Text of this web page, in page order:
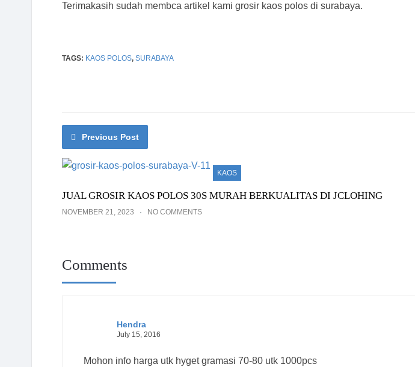
Terimakasih sudah membca artikel kami grosir kaos polos di surabaya.
TAGS: KAOS POLOS, SURABAYA
Previous Post
KAOS
JUAL GROSIR KAOS POLOS 30S MURAH BERKUALITAS DI JCLOHING
NOVEMBER 21, 2023 NO COMMENTS
Comments
Hendra
July 15, 2016
Mohon info harga utk hyget gramasi 70-80 utk 1000pcs